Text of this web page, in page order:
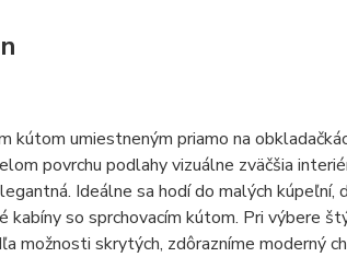
kútom umiestneným priamo na
povrchu podlahy vizuálne zväčšia
Ideálne sa hodí do malých kúpeľní,
kabíny so sprchovacím kútom. Pri výbere
možnosti skrytých, zdôrazníme moderný